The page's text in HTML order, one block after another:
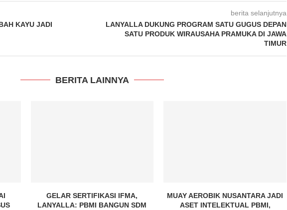
KAYU JADI
berita selanjutnya
LANYALLA DUKUNG PROGRAM SATU GUGUS DEPAN
SATU PRODUK WIRAUSAHA PRAMUKA DI JAWA
TIMUR
BERITA LAINNYA
GELAR SERTIFIKASI IFMA,
LANYALLA: PBMI BANGUN SDM
MUAY AEROBIK NUSANTARA JADI
ASET INTELEKTUAL PBMI,